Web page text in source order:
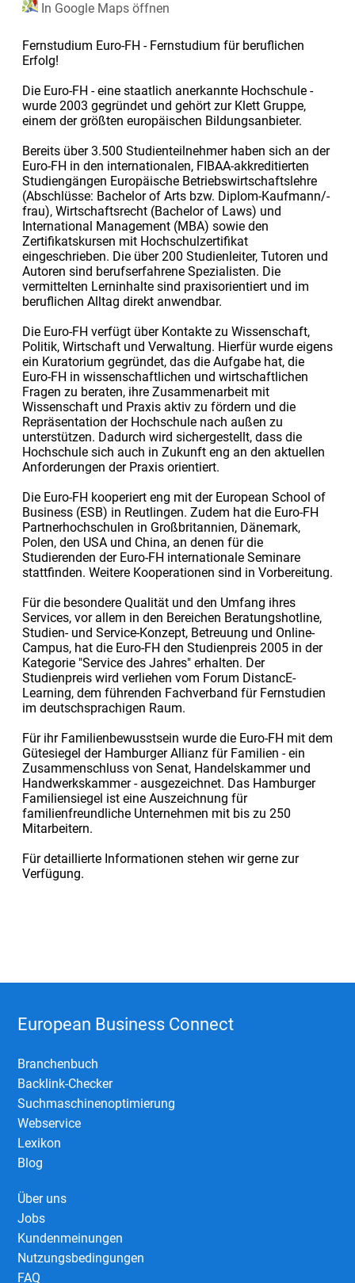
In Google Maps öffnen
Fernstudium Euro-FH - Fernstudium für beruflichen
Erfolg!
Die Euro-FH - eine staatlich anerkannte Hochschule -
wurde 2003 gegründet und gehört zur Klett Gruppe,
einem der größten europäischen Bildungsanbieter.
Bereits über 3.500 Studienteilnehmer haben sich an der
Euro-FH in den internationalen, FIBAA-akkreditierten
Studiengängen Europäische Betriebswirtschaftslehre
(Abschlüsse: Bachelor of Arts bzw. Diplom-Kaufmann/-
frau), Wirtschaftsrecht (Bachelor of Laws) und
International Management (MBA) sowie den
Zertifikatskursen mit Hochschulzertifikat
eingeschrieben. Die über 200 Studienleiter, Tutoren und
Autoren sind berufserfahrene Spezialisten. Die
vermittelten Lerninhalte sind praxisorientiert und im
beruflichen Alltag direkt anwendbar.
Die Euro-FH verfügt über Kontakte zu Wissenschaft,
Politik, Wirtschaft und Verwaltung. Hierfür wurde eigens
ein Kuratorium gegründet, das die Aufgabe hat, die
Euro-FH in wissenschaftlichen und wirtschaftlichen
Fragen zu beraten, ihre Zusammenarbeit mit
Wissenschaft und Praxis aktiv zu fördern und die
Repräsentation der Hochschule nach außen zu
unterstützen. Dadurch wird sichergestellt, dass die
Hochschule sich auch in Zukunft eng an den aktuellen
Anforderungen der Praxis orientiert.
Die Euro-FH kooperiert eng mit der European School of
Business (ESB) in Reutlingen. Zudem hat die Euro-FH
Partnerhochschulen in Großbritannien, Dänemark,
Polen, den USA und China, an denen für die
Studierenden der Euro-FH internationale Seminare
stattfinden. Weitere Kooperationen sind in Vorbereitung.
Für die besondere Qualität und den Umfang ihres
Services, vor allem in den Bereichen Beratungshotline,
Studien- und Service-Konzept, Betreuung und Online-
Campus, hat die Euro-FH den Studienpreis 2005 in der
Kategorie "Service des Jahres" erhalten. Der
Studienpreis wird verliehen vom Forum DistancE-
Learning, dem führenden Fachverband für Fernstudien
im deutschsprachigen Raum.
Für ihr Familienbewusstsein wurde die Euro-FH mit dem
Gütesiegel der Hamburger Allianz für Familien - ein
Zusammenschluss von Senat, Handelskammer und
Handwerkskammer - ausgezeichnet. Das Hamburger
Familiensiegel ist eine Auszeichnung für
familienfreundliche Unternehmen mit bis zu 250
Mitarbeitern.
Für detaillierte Informationen stehen wir gerne zur
Verfügung.
European Business Connect
Branchenbuch
Backlink-Checker
Suchmaschinenoptimierung
Webservice
Lexikon
Blog
Über uns
Jobs
Kundenmeinungen
Nutzungsbedingungen
FAQ